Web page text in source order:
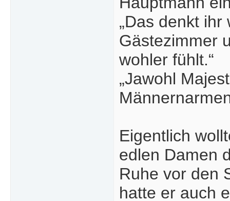
„Das denkt
Gästezimmer
wohler fühlt.“
„Jawohl
Eigentlich
edlen Damen
Ruhe vor den
hatte er auch